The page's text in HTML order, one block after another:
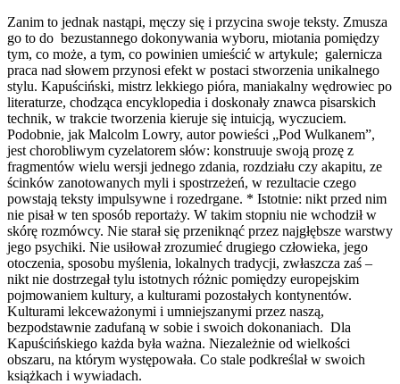
Zanim to jednak nastąpi, męczy się i przycina swoje teksty. Zmusza
go to do bezustannego dokonywania wyboru, miotania pomiędzy
tym, co może, a tym, co powinien umieścić w artykule; galernicza
praca nad słowem przynosi efekt w postaci stworzenia unikalnego
stylu. Kapuściński, mistrz lekkiego pióra, maniakalny wędrowiec po
literaturze, chodząca encyklopedia i doskonały znawca pisarskich
technik, w trakcie tworzenia kieruje się intuicją, wyczuciem.
Podobnie, jak Malcolm Lowry, autor powieści „Pod Wulkanem”,
jest chorobliwym cyzelatorem słów: konstruuje swoją prozę z
fragmentów wielu wersji jednego zdania, rozdziału czy akapitu, ze
ścinków zanotowanych myli i spostrzeżeń, w rezultacie czego
powstają teksty impulsywne i rozedrgane. * Istotnie: nikt przed nim
nie pisał w ten sposób reportaży. W takim stopniu nie wchodził w
skórę rozmówcy. Nie starał się przeniknąć przez najgłębsze warstwy
jego psychiki. Nie usiłował zrozumieć drugiego człowieka, jego
otoczenia, sposobu myślenia, lokalnych tradycji, zwłaszcza zaś –
nikt nie dostrzegał tylu istotnych różnic pomiędzy europejskim
pojmowaniem kultury, a kulturami pozostałych kontynentów.
Kulturami lekceważonymi i umniejszanymi przez naszą,
bezpodstawnie zadufaną w sobie i swoich dokonaniach. Dla
Kapuścińskiego każda była ważna. Niezależnie od wielkości
obszaru, na którym występowała. Co stale podkreślał w swoich
książkach i wywiadach.